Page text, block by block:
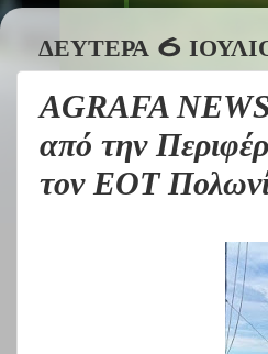
ΔΕΥΤΈΡΑ 6
AGRAFA
από την
τον ΕΟΤ